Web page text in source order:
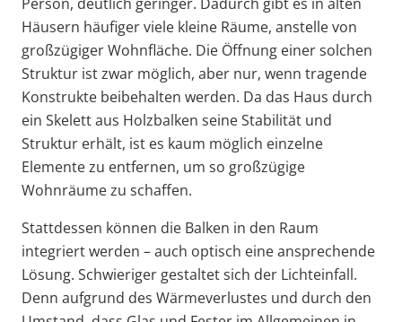
Häusern häufiger viele kleine Räume, anstelle von
großzügiger Wohnfläche. Die Öffnung einer solchen
Struktur ist zwar möglich, aber nur, wenn tragende
Konstrukte beibehalten werden. Da das Haus durch
ein Skelett aus Holzbalken seine Stabilität und
Struktur erhält, ist es kaum möglich einzelne
Elemente zu entfernen, um so großzügige
Wohnräume zu schaffen.
Stattdessen können die Balken in den Raum
integriert werden – auch optisch eine ansprechende
Lösung. Schwieriger gestaltet sich der Lichteinfall.
Denn aufgrund des Wärmeverlustes und durch den